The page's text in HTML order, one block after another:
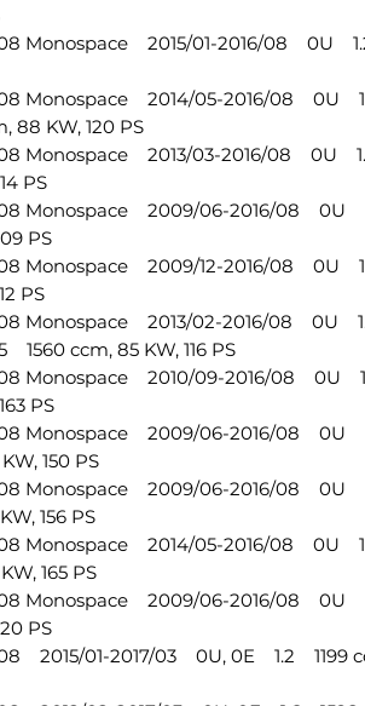
Monospace 2015/01-2016/08 0U
Monospace 2014/05-2016/08 0U
88 KW, 120 PS
Monospace 2013/03-2016/08 0U
PS
Monospace 2009/06-2016/08 0U
PS
Monospace 2009/12-2016/08 0U
PS
Monospace 2013/02-2016/08 0U
1560 ccm, 85 KW, 116 PS
Monospace 2010/09-2016/08 0U
PS
Monospace 2009/06-2016/08 0U
150 PS
Monospace 2009/06-2016/08 0U
156 PS
Monospace 2014/05-2016/08 0U
165 PS
Monospace 2009/06-2016/08 0U
PS
2015/01-2017/03 0U, 0E 1.2 1199